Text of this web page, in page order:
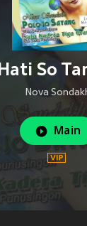
Hati So
Nova
Main